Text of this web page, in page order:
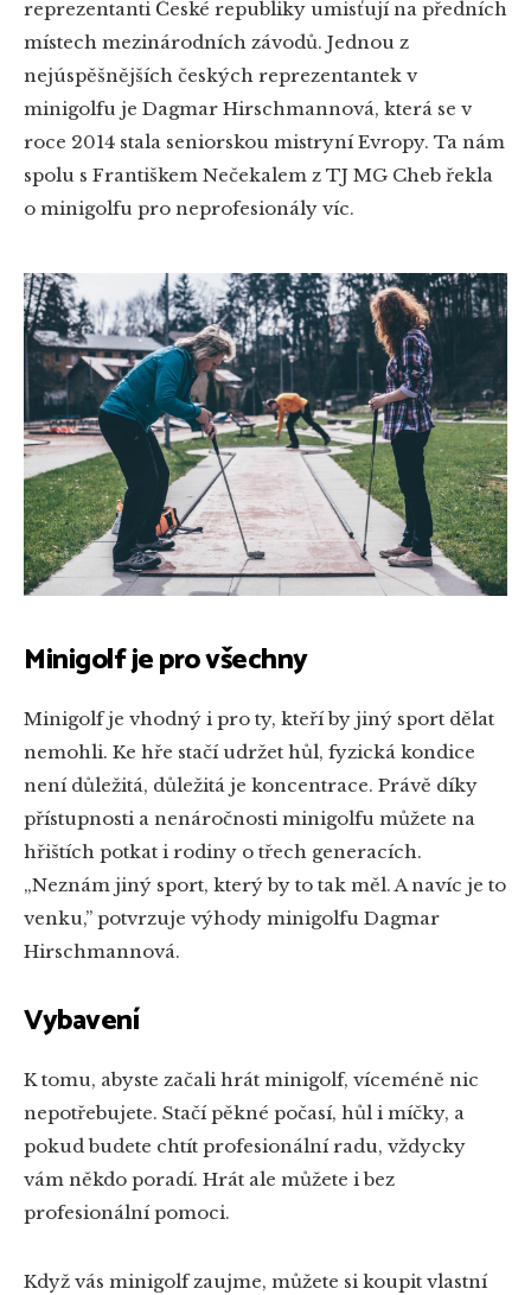
reprezentanti České republiky umisťují na předních
místech mezinárodních závodů. Jednou z
nejúspěšnějších českých reprezentantek v
minigolfu je Dagmar Hirschmannová, která se v
roce 2014 stala seniorskou mistryní Evropy. Ta nám
spolu s Františkem Nečekalem z TJ MG Cheb řekla
o minigolfu pro neprofesionály víc.
Minigolf je pro všechny
Minigolf je vhodný i pro ty, kteří by jiný sport dělat
nemohli. Ke hře stačí udržet hůl, fyzická kondice
není důležitá, důležitá je koncentrace. Právě díky
přístupnosti a nenáročnosti minigolfu můžete na
hřištích potkat i rodiny o třech generacích.
„Neznám jiný sport, který by to tak měl. A navíc je to
venku,” potvrzuje výhody minigolfu Dagmar
Hirschmannová.
Vybavení
K tomu, abyste začali hrát minigolf, víceméně nic
nepotřebujete. Stačí pěkné počasí, hůl i míčky, a
pokud budete chtít profesionální radu, vždycky
vám někdo poradí. Hrát ale můžete i bez
profesionální pomoci.
Když vás minigolf zaujme, můžete si koupit vlastní